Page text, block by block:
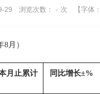
29 浏览次数： - 次 【字体：
8月）
月止累计 同比增长±%